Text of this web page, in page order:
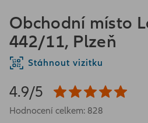
Obchodní místo
442/11, Plzeň
Stáhnout vizitku
4.9/5
Hodnocení celkem: 828